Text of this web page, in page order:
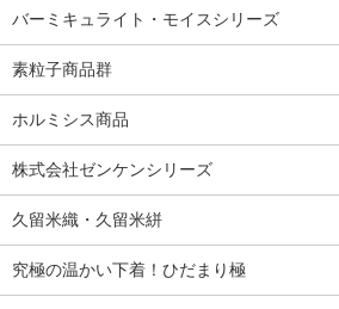
バーミキュライト・モイスシリーズ
素粒子商品群
ホルミシス商品
株式会社ゼンケンシリーズ
久留米織・久留米絣
究極の温かい下着！ひだまり極